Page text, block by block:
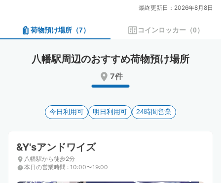
calendar
and
date.
the
keyboard
shortcuts
for
calendar
and
a
date.
mark
key
the
keyboard
shortcuts
for
最終更新日：2026年8月8日
荷物預け場所 （7） コインロッカー （0）
八幡駅周辺のおすすめ荷物預け場所
7件
今日利用可 明日利用可 24時間営業
&Y'sアンドワイズ
八幡駅から徒歩2分
本日の営業時間 : 10:00〜19:00